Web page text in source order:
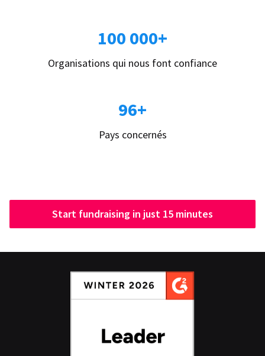
100 000+
Organisations qui nous font confiance
96+
Pays concernés
Start fundraising in just 15 minutes